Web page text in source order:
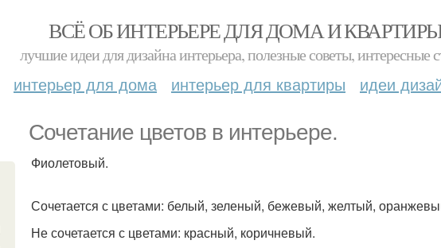
ВСЁ ОБ ИНТЕРЬЕРЕ ДЛЯ ДОМА И
лучшие идеи для дизайна интерьера, полезные советы, интересные
интерьер для дома интерьер для квартиры идеи
Сочетание цветов в интерьере.
Фиолетовый.
Сочетается с цветами: белый, зеленый, бежевый, желтый,
Не сочетается с цветами: красный, коричневый.